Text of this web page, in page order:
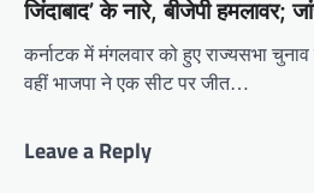
जिंदाबाद’ के नारे, बीजेपी
कर्नाटक में मंगलवार को हुए राज्यसभा
वहीं भाजपा ने एक सीट पर जीत…
Leave a Reply